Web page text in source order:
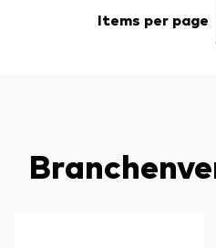
Items per page